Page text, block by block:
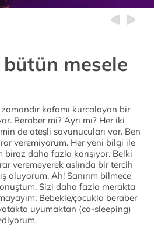
bütün mesele
kafamı kurcalayan bir
Beraber mi? Ayrı mı? Her iki
de ateşli savunucuları var. Ben
veremiyorum. Her yeni bilgi ile
biraz daha fazla karışıyor. Belki
veremeyerek aslında bir tercih
oluyorum. Ah! Sanırım bilmece
Sizi daha fazla merakta
Bebekle/çocukla beraber
uyumaktan (co-sleeping)